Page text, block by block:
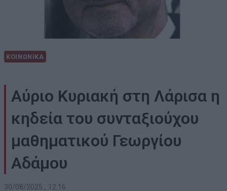
ΚΟΙΝΩΝΙΚΑ
Αύριο Κυριακή στη Λάρισα η
κηδεία του συνταξιούχου
μαθηματικού Γεωργίου
Αδάμου
30/08/2025 , 12:16